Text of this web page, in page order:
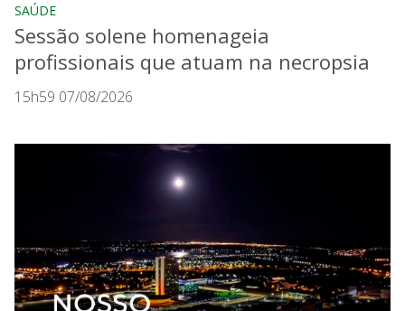
SAÚDE
Sessão solene homenageia
profissionais que atuam na necropsia
15h59 07/08/2026